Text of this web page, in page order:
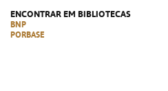
ENCONTRAR EM BIBLIOTECAS
BNP
PORBASE